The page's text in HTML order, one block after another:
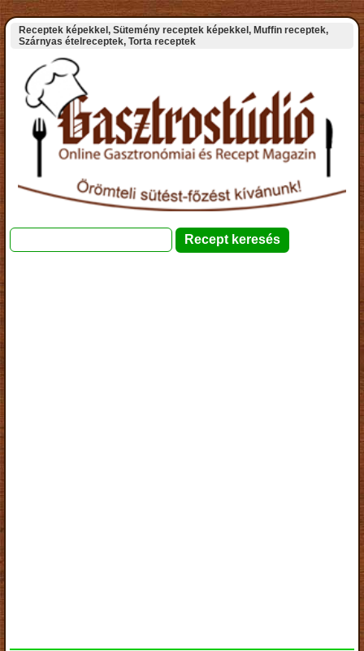
Receptek képekkel, Sütemény receptek képekkel, Muffin receptek,
Szárnyas ételreceptek, Torta receptek